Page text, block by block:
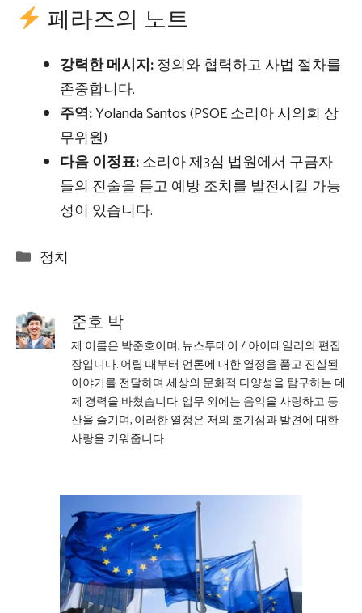
페라즈의 노트
강력한 메시지:정의와 협력하고 사법 절차를
존중합니다.
주역:Yolanda Santos (PSOE 소리아 시의회 상
무위원)
다음 이정표:소리아 제3심 법원에서 구금자
들의 진술을 듣고 예방 조치를 발전시킬 가능
성이 있습니다.
Categories
정치
준호 박
제 이름은 박준호이며, 뉴스투데이 / 아이데일리의 편집
장입니다. 어릴 때부터 언론에 대한 열정을 품고 진실된
이야기를 전달하며 세상의 문화적 다양성을 탐구하는 데
제 경력을 바쳤습니다. 업무 외에는 음악을 사랑하고 등
산을 즐기며, 이러한 열정은 저의 호기심과 발견에 대한
사랑을 키워줍니다.